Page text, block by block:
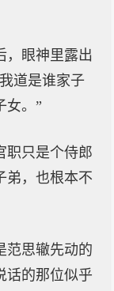
，眼神里露出
道是谁家子
女。”
职只是个侍郎
弟，也根本不
范思辙先动的
话的那位似乎